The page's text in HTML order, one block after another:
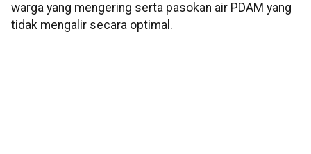
warga yang mengering serta pasokan air PDAM yang
tidak mengalir secara optimal.